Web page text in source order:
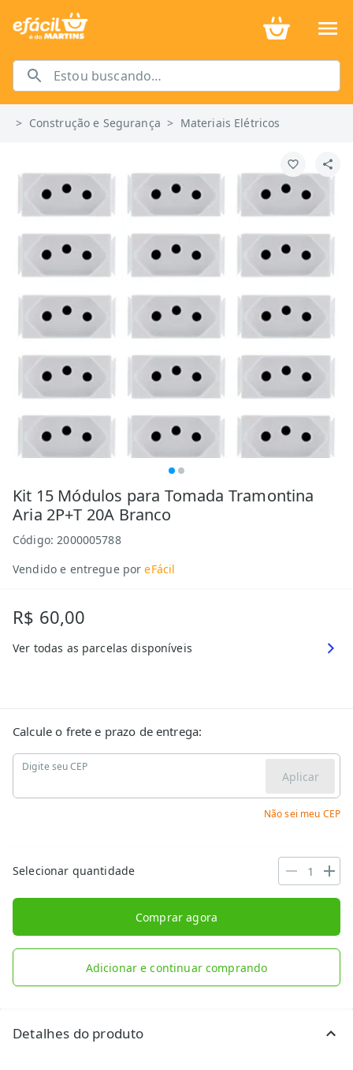
> Construção e Segurança > Materiais Elétricos
Kit 15 Módulos para Tomada Tramontina
Aria 2P+T 20A Branco
Código:2000005788
Vendido e entregue por eFácil
R$ 60,00
Ver todas as parcelas disponíveis
Calcule o frete e prazo de entrega:
Digite seu CEP
Aplicar
Não sei meu CEP
Selecionar quantidade
Comprar agora
Adicionar e continuar comprando
Detalhes do produto